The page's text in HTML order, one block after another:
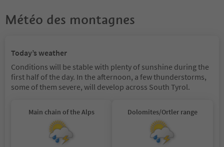
Météo des montagnes
Today’s weather
Conditions will be stable with plenty of sunshine during the
first half of the day. In the afternoon, a few thunderstorms,
some of them severe, will develop across South Tyrol.
Main chain of the Alps Dolomites/Ortler range